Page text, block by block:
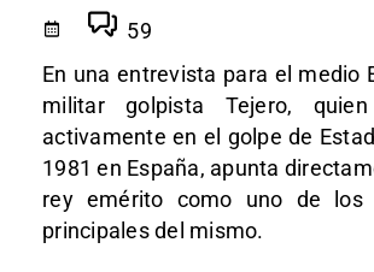
59
En una entrevista para el medio
militar golpista Tejero, quien
activamente en el golpe de
1981 en España, apunta
rey emérito como uno de los
principales del mismo.